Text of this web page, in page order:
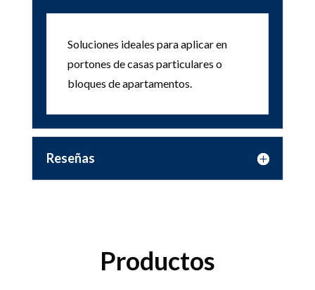
Soluciones ideales para aplicar en
portones de casas particulares o
bloques de apartamentos.
Reseñas
Productos